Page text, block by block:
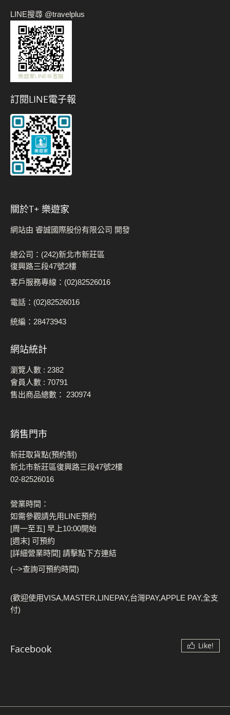
LINE搜尋 @travelplus
訂閱LINE電子報
關於t+ 樂遊家
網站由 睿誠國際股份有限公司 開發
總公司：(242)新北市新莊區
復興路三段47號2樓
客戶服務專線：(02)82526016
電話：(02)82526016
統編：28473943
網站統計
瀏覽人數 : 2382
會員人數 : 70791
售出商品總數： 230974
銷售門市
新莊取貨點(預約制)
新北市新莊區復興路三段47號2樓
02-82526016
營業時間：
如需參觀請先用LINE預約
[周一至五] 早上10:00開始
[週末] 可預約
[詳細營業時間] 請擊點下方連結
(-->查詢可預約時間)
(歡迎使用VISA,MASTER,LINEPAY,台灣PAY,APPLE PAY,全支
付)
Facebook Like!